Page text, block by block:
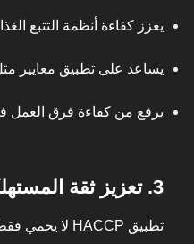
يعزز كفاءة أنظمة التتبع
يساعد على تطبيق معايير
يرفع من كفاءة فرق العمل
3. تعزيز ثقة المستهلكين
تطبيق HACCP لا يحمي فقط، بل يبني سمعة قوية للمؤسسة.